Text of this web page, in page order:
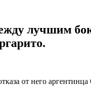
лучшим
от него